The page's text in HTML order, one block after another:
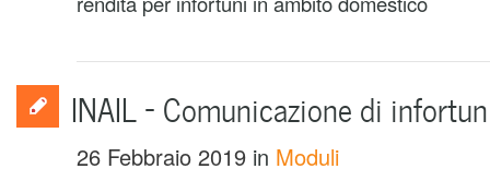
INAIL – Comunicazione di
26 Febbraio 2019 in Moduli